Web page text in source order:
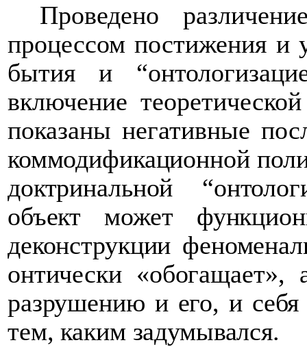
Проведено
процессом постижения и
бытия и
включение
показаны негативные
коммодификационной
доктринальной
объект может
деконструкции
онтически «обогащает»,
разрушению и его, и
тем, каким задумывался.